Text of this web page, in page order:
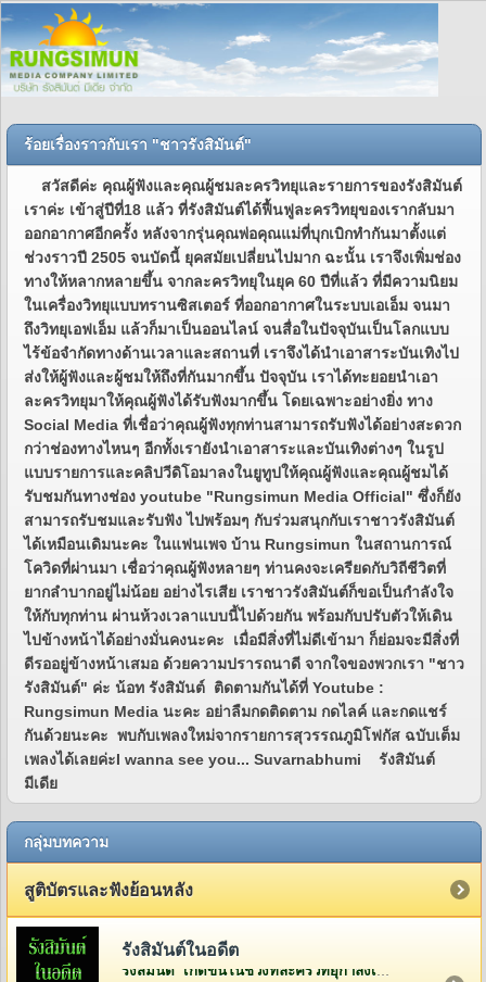
ร้อยเรื่องราวกับเรา "ชาวรังสิมันต์"
สวัสดีค่ะ คุณผู้ฟังและคุณผู้ชมละครวิทยุและรายการของรังสิมันต์
เราค่ะ เข้าสู่ปีที่18 แล้ว ที่รังสิมันต์ได้ฟื้นฟูละครวิทยุของเรากลับมา
ออกอากาศอีกครั้ง หลังจากรุ่นคุณพ่อคุณแม่ที่บุกเบิกทำกันมาตั้งแต่
ช่วงราวปี 2505 จนบัดนี้ ยุคสมัยเปลี่ยนไปมาก ฉะนั้น เราจึงเพิ่มช่อง
ทางให้หลากหลายขึ้น จากละครวิทยุในยุค 60 ปีที่แล้ว ที่มีความนิยม
ในเครื่องวิทยุแบบทรานซิสเตอร์ ที่ออกอากาศในระบบเอเอ็ม จนมา
ถึงวิทยุเอฟเอ็ม แล้วก็มาเป็นออนไลน์ จนสื่อในปัจจุบันเป็นโลกแบบ
ไร้ข้อจำกัดทางด้านเวลาและสถานที่ เราจึงได้นำเอาสาระบันเทิงไป
ส่งให้ผู้ฟังและผู้ชมให้ถึงที่กันมากขึ้น ปัจจุบัน เราได้ทะยอยนำเอา
ละครวิทยุมาให้คุณผู้ฟังได้รับฟังมากขึ้น โดยเฉพาะอย่างยิ่ง ทาง
Social Media ที่เชื่อว่าคุณผู้ฟังทุกท่านสามารถรับฟังได้อย่างสะดวก
กว่าช่องทางไหนๆ อีกทั้งเรายังนำเอาสาระและบันเทิงต่างๆ ในรูป
แบบรายการและคลิปวีดิโอมาลงในยูทูปให้คุณผู้ฟังและคุณผู้ชมได้
รับชมกันทางช่อง youtube "Rungsimun Media Official" ซึ่งก็ยัง
สามารถรับชมและรับฟัง ไปพร้อมๆ กับร่วมสนุกกับเราชาวรังสิมันต์
ได้เหมือนเดิมนะคะ ในแฟนเพจ บ้าน Rungsimun ในสถานการณ์
โควิดที่ผ่านมา เชื่อว่าคุณผู้ฟังหลายๆ ท่านคงจะเครียดกับวิถีชีวิตที่
ยากลำบากอยู่ไม่น้อย อย่างไรเสีย เราชาวรังสิมันต์ก็ขอเป็นกำลังใจ
ให้กับทุกท่าน ผ่านห้วงเวลาแบบนี้ไปด้วยกัน พร้อมกับปรับตัวให้เดิน
ไปข้างหน้าได้อย่างมั่นคงนะคะ เมื่อมีสิ่งที่ไม่ดีเข้ามา ก็ย่อมจะมีสิ่งที่
ดีรออยู่ข้างหน้าเสมอ ด้วยความปรารถนาดี จากใจของพวกเรา "ชาว
รังสิมันต์" ค่ะ น้อท รังสิมันต์ ติดตามกันได้ที่ Youtube :
Rungsimun Media นะคะ อย่าลืมกดติดตาม กดไลค์ และกดแชร์
กันด้วยนะคะ พบกับเพลงใหม่จากรายการสุวรรณภูมิโฟกัส ฉบับเต็ม
เพลงได้เลยค่ะI wanna see you... Suvarnabhumi รังสิมันต์
มีเดีย
กลุ่มบทความ
สูติบัตรและฟังย้อนหลัง
รังสิมันต์ในอดีต
รังสิมันต์ เกิดขึ้นในช่วงที่ละครวิทยุกำลังเฟื่องฟูอยู่ในยุคกว่า 60 ปีที่แล้ว โดยคุณวีระ จิรา (สี่เสี่ย ยีซีม่อน) ผู้จัดการและเจ้าของห้องบันทึกเสียงบริษัท ยีซีม่อน เรดิโอ จำกัด (